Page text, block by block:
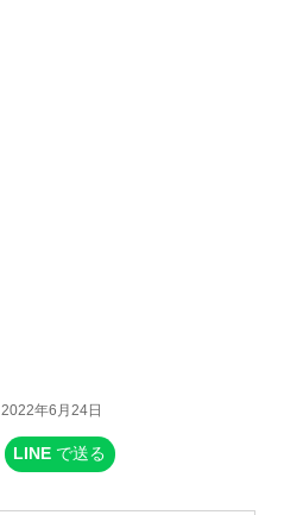
2022年6月24日
LINE で送る